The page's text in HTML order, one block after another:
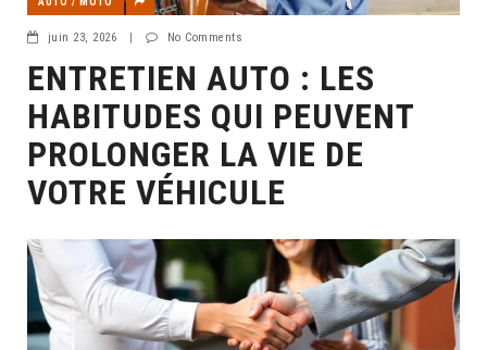
juin 23, 2026 No Comments
ENTRETIEN AUTO : LES
HABITUDES QUI PEUVENT
PROLONGER LA VIE DE
VOTRE VÉHICULE